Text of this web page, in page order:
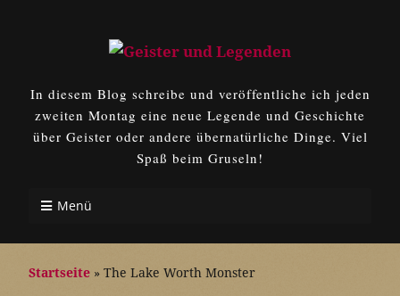
In diesem Blog schreibe und veröffentliche ich jeden
zweiten Montag eine neue Legende und Geschichte
über Geister oder andere übernatürliche Dinge. Viel
Spaß beim Gruseln!
Menü
Startseite » The Lake Worth Monster